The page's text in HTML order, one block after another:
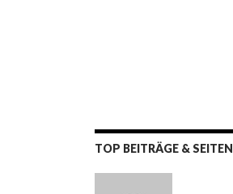
TOP BEITRÄGE & SEITEN